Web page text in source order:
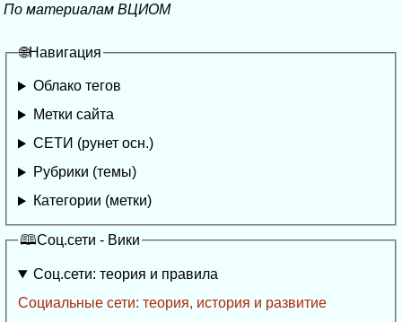
По материалам ВЦИОМ
🌐Навигация
Облако тегов
Метки сайта
СЕТИ (рунет осн.)
Рубрики (темы)
Категории (метки)
🕮Соц.сети - Вики
Соц.сети: теория и правила
Социальные сети: теория, история и развитие